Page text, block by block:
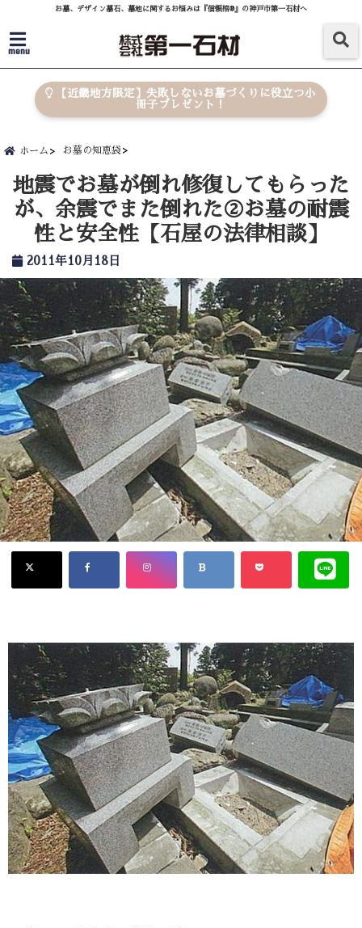
お墓、デザイン墓石、墓地に関するお悩みは『信頼棺®』の神戸市第一石材へ
menu
【近畿地方限定】失敗しないお墓づくりに役立つ小
冊子プレゼント！
ホーム お墓の知恵袋
地震でお墓が倒れ修復してもらった
が、余震でまた倒れた②お墓の耐震
性と安全性【石屋の法律相談】
2011年10月18日